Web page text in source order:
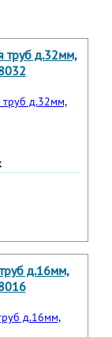
труб д.32мм,
д.16мм,